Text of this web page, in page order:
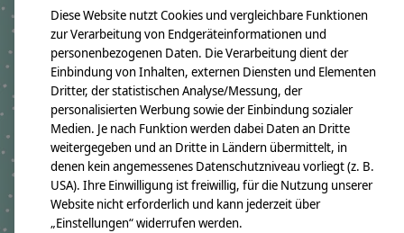
E-Mail:
info@crepes-suzette.net
Tel.:+49 221 2616939
Ergänzende Produkte
Carousel items
Diese Website nutzt Cookies und vergleichbare Funktionen
zur Verarbeitung von Endgeräteinformationen und
personenbezogenen Daten. Die Verarbeitung dient der
Einbindung von Inhalten, externen Diensten und Elementen
Dritter, der statistischen Analyse/Messung, der
personalisierten Werbung sowie der Einbindung sozialer
Medien. Je nach Funktion werden dabei Daten an Dritte
weitergegeben und an Dritte in Ländern übermittelt, in
denen kein angemessenes Datenschutzniveau vorliegt (z. B.
USA). Ihre Einwilligung ist freiwillig, für die Nutzung unserer
Website nicht erforderlich und kann jederzeit über
„Einstellungen“ widerrufen werden.